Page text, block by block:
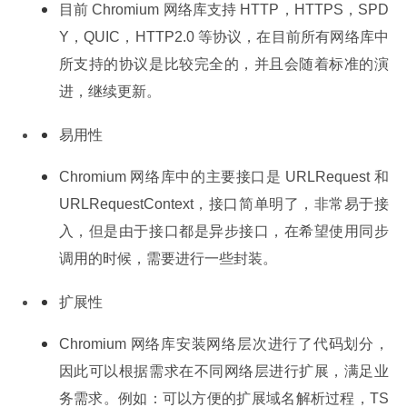
目前 Chromium 网络库支持 HTTP，HTTPS，SPD
Y，QUIC，HTTP2.0 等协议，在目前所有网络库中
所支持的协议是比较完全的，并且会随着标准的演
进，继续更新。
易用性
Chromium 网络库中的主要接口是 URLRequest 和
URLRequestContext，接口简单明了，非常易于接
入，但是由于接口都是异步接口，在希望使用同步
调用的时候，需要进行一些封装。
扩展性
Chromium 网络库安装网络层次进行了代码划分，
因此可以根据需求在不同网络层进行扩展，满足业
务需求。例如：可以方便的扩展域名解析过程，TS